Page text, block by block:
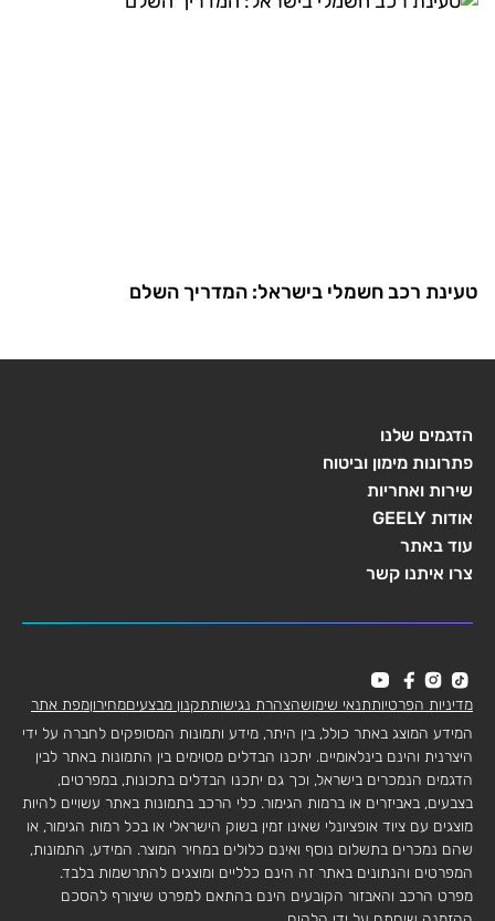
טעינת רכב חשמלי בישראל: המדריך השלם
הדגמים שלנו
פתרונות מימון וביטוח
שירות ואחריות
אודות GEELY
עוד באתר
צרו איתנו קשר
מדיניות הפרטיותתנאי שימושהצהרת נגישותתקנון מבצעיםמחירוןמפת אתר
המידע המוצג באתר כולל, בין היתר, מידע ותמונות המסופקים לחברה על ידי
היצרנית והינם בינלאומיים. יתכנו הבדלים מסוימים בין התמונות באתר לבין
הדגמים הנמכרים בישראל, וכך גם יתכנו הבדלים בתכונות, במפרטים,
בצבעים, באביזרים או ברמות הגימור. כלי הרכב בתמונות באתר עשויים להיות
מוצגים עם ציוד אופציונלי שאינו זמין בשוק הישראלי או בכל רמות הגימור, או
שהם נמכרים בתשלום נוסף ואינם כלולים במחיר המוצר. המידע, התמונות,
המפרטים והנתונים באתר זה הינם כלליים ומוצגים להתרשמות בלבד.
מפרט הרכב והאבזור הקובעים הינם בהתאם למפרט שיצורף להסכם